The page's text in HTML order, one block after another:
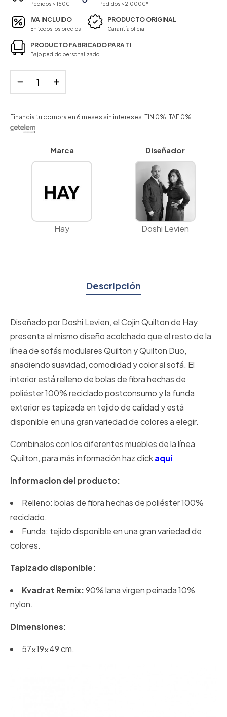
Pedidos > 150€ Pedidos > 2.000€*
IVA INCLUIDO
En todos los precios
PRODUCTO ORIGINAL
Garantía oficial
PRODUCTO FABRICADO PARA TI
Bajo pedido personalizado
Financia tu compra en 6 meses sin intereses. TIN 0%. TAE 0%
Marca
Hay
Diseñador
Doshi Levien
Descripción
Diseñado por Doshi Levien, el Cojín Quilton de Hay
presenta el mismo diseño acolchado que el resto de la
línea de sofás modulares Quilton y Quilton Duo,
añadiendo suavidad, comodidad y color al sofá. El
interior está relleno de bolas de fibra hechas de
poliéster 100% reciclado postconsumo y la funda
exterior es tapizada en tejido de calidad y está
disponible en una gran variedad de colores a elegir.
Combinalos con los diferentes muebles de la línea
Quilton, para más información haz clickaquí
Informacion del producto:
Relleno: bolas de fibra hechas de poliéster 100%
reciclado.
Funda: tejido disponible en una gran variedad de
colores.
Tapizado disponible:
Kvadrat Remix:90% lana virgen peinada 10%
nylon.
Dimensiones:
57x19x49 cm.